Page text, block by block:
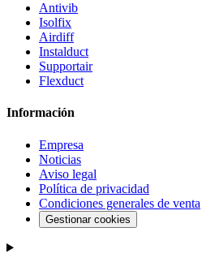
Antivib
Isolfix
Airdiff
Instalduct
Supportair
Flexduct
Información
Empresa
Noticias
Aviso legal
Política de privacidad
Condiciones generales de venta
Gestionar cookies